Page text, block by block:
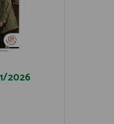
2026